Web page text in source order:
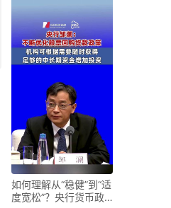
如何理解从“稳健”到“适
度宽松”？央行货币政